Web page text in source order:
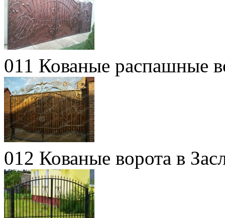
011 Кованые распашные
012 Кованые ворота в